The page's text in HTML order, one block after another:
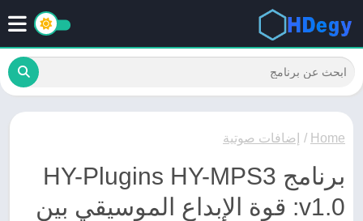
Home
/ إضافات صوتية
برنامج HY-Plugins HY-MPS3
v1.0: قوة الإبداع الموسيقي بين